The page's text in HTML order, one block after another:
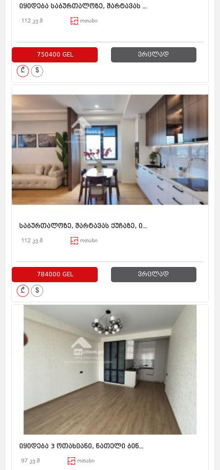
იყიდება საბურთალოზე, შარტავას ...
112 კვ.მ ოთახი
750400 GEL ვრცლად
₾ $
საბურთალოზე, შარტავას ქუჩაზე, ი...
112 კვ.მ ოთახი
784000 GEL ვრცლად
₾ $
იყიდება 3 ოთახიანი, ნათელი ბინ...
97 კვ.მ ოთახი